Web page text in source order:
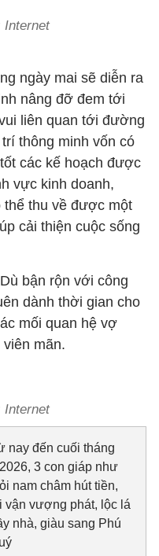
Internet
ngày mai sẽ diễn ra
nâng đỡ đem tới
liên quan tới đường
thông minh vốn có
các kế hoạch được
vực kinh doanh,
thể thu về được một
cải thiện cuộc sống
bận rộn với công
dành thời gian cho
mối quan hệ vợ
mãn.
Internet
nay đến cuối tháng
3 con giáp như
nam châm hút tiền,
vận vượng phát, lộc lá
nhà, giàu sang Phú